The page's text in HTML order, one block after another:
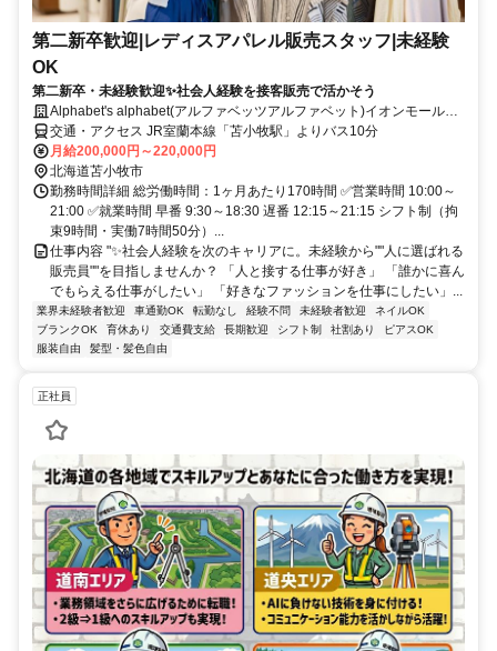
第二新卒歓迎|レディスアパレル販売スタッフ|未経験
OK
第二新卒・未経験歓迎✨社会人経験を接客販売で活かそう
Alphabet's alphabet(アルファベッツアルファベット)イオンモール苫
小牧(株式会社アルファベットパステル)
交通・アクセス JR室蘭本線「苫小牧駅」よりバス10分
月給200,000円～220,000円
北海道苫小牧市
勤務時間詳細 総労働時間：1ヶ月あたり170時間 ✅営業時間 10:00～
21:00 ✅就業時間 早番 9:30～18:30 遅番 12:15～21:15 シフト制（拘
束9時間・実働7時間50分）...
仕事内容 "✨社会人経験を次のキャリアに。未経験から""人に選ばれる
販売員""を目指しませんか？ 「人と接する仕事が好き」 「誰かに喜ん
でもらえる仕事がしたい」 「好きなファッションを仕事にしたい」...
業界未経験者歓迎 車通勤OK 転勤なし 経験不問 未経験者歓迎
ネイルOK
ブランクOK
育休あり 交通費支給 長期歓迎 シフト制 社割あり
ピアスOK
服装自由
髪型・髪色自由
正社員